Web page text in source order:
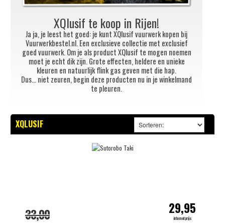
XQlusif te koop in Rijen!
Ja ja, je leest het goed: je kunt XQlusif vuurwerk kopen bij
Vuurwerkbestel.nl. Een exclusieve collectie met exclusief
goed vuurwerk. Om je als product XQlusif te mogen noemen
moet je echt dik zijn. Grote effecten, heldere en unieke
kleuren en natuurlijk flink gas geven met die hap.
Dus... niet zeuren, begin deze producten nu in je winkelmand
te pleuren.
XQLUSIF
33,00 29,95
internetprijs